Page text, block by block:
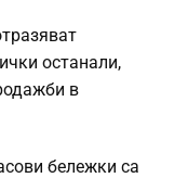
останали,
в
бележки са